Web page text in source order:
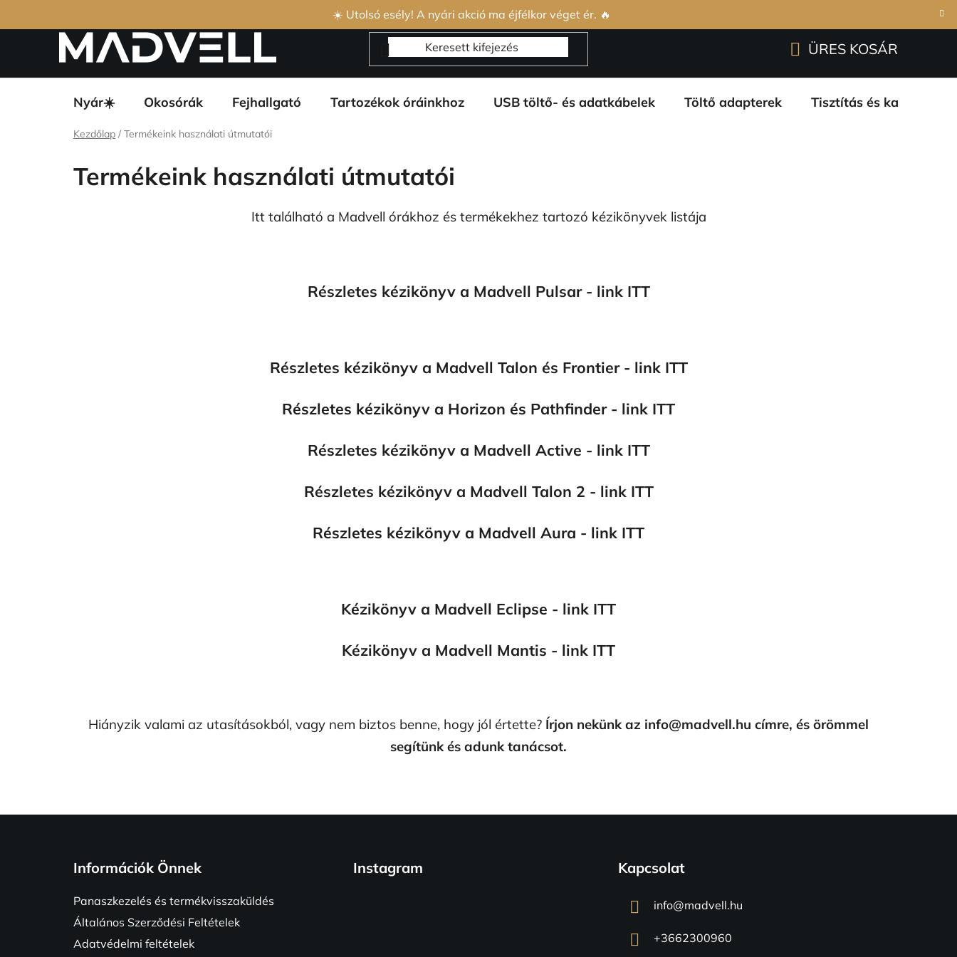
☀️ Utolsó esély! A nyári akció ma éjfélkor véget ér. 🔥
Általános Szerződési Feltételek Adatvédelmi feltételek Rólunk és garanciáink
ÜRES KOSÁR
Nyár☀️ Okosórák Fejhallgató Tartozékok óráinkhoz USB töltő- és adatkábelek Töltő adapterek Tisztítás és
Kezdőlap / Termékeink használati útmutatói
Termékeink használati útmutatói
Itt található a Madvell órákhoz és termékekhez tartozó kézikönyvek listája
Részletes kézikönyv a Madvell Pulsar - link ITT
Részletes kézikönyv a Madvell Talon és Frontier - link ITT
Részletes kézikönyv a Horizon és Pathfinder - link ITT
Részletes kézikönyv a Madvell Active - link ITT
Részletes kézikönyv a Madvell Talon 2 - link ITT
Részletes kézikönyv a Madvell Aura - link ITT
Kézikönyv a Madvell Eclipse - link ITT
Kézikönyv a Madvell Mantis - link ITT
Hiányzik valami az utasításokból, vagy nem biztos benne, hogy jól értette? Írjon nekünk az info@madvell.hu címre, és örömmel
segítünk és adunk tanácsot.
Információk Önnek
Panaszkezelés és termékvisszaküldés
Általános Szerződési Feltételek
Adatvédelmi feltételek
Instagram Kapcsolat
info@madvell.hu
+3662300960